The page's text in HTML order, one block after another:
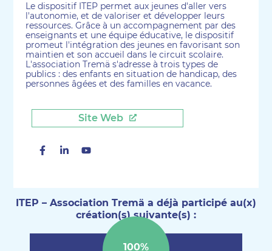
Le dispositif ITEP permet aux jeunes d'aller vers
l'autonomie, et de valoriser et développer leurs
ressources. Grâce à un accompagnement par des
enseignants et une équipe éducative, le dispositif
promeut l'intégration des jeunes en favorisant son
maintien et son accueil dans le circuit scolaire.
L'association Tremä s'adresse à trois types de
publics : des enfants en situation de handicap, des
personnes âgées et des familles en vacance.
Site Web
FacebookLinkedin
ITEP – Association Tremä a déjà participé au(x)
création(s) suivante(s) :
100%